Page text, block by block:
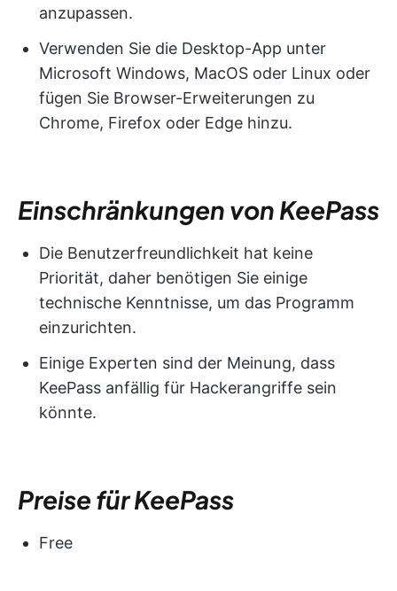
anzupassen.
Verwenden Sie die Desktop-App unter
Microsoft Windows, MacOS oder Linux oder
fügen Sie Browser-Erweiterungen zu
Chrome, Firefox oder Edge hinzu.
Einschränkungen von KeePass
Die Benutzerfreundlichkeit hat keine
Priorität, daher benötigen Sie einige
technische Kenntnisse, um das Programm
einzurichten.
Einige Experten sind der Meinung, dass
KeePass anfällig für Hackerangriffe sein
könnte.
Preise für KeePass
Free